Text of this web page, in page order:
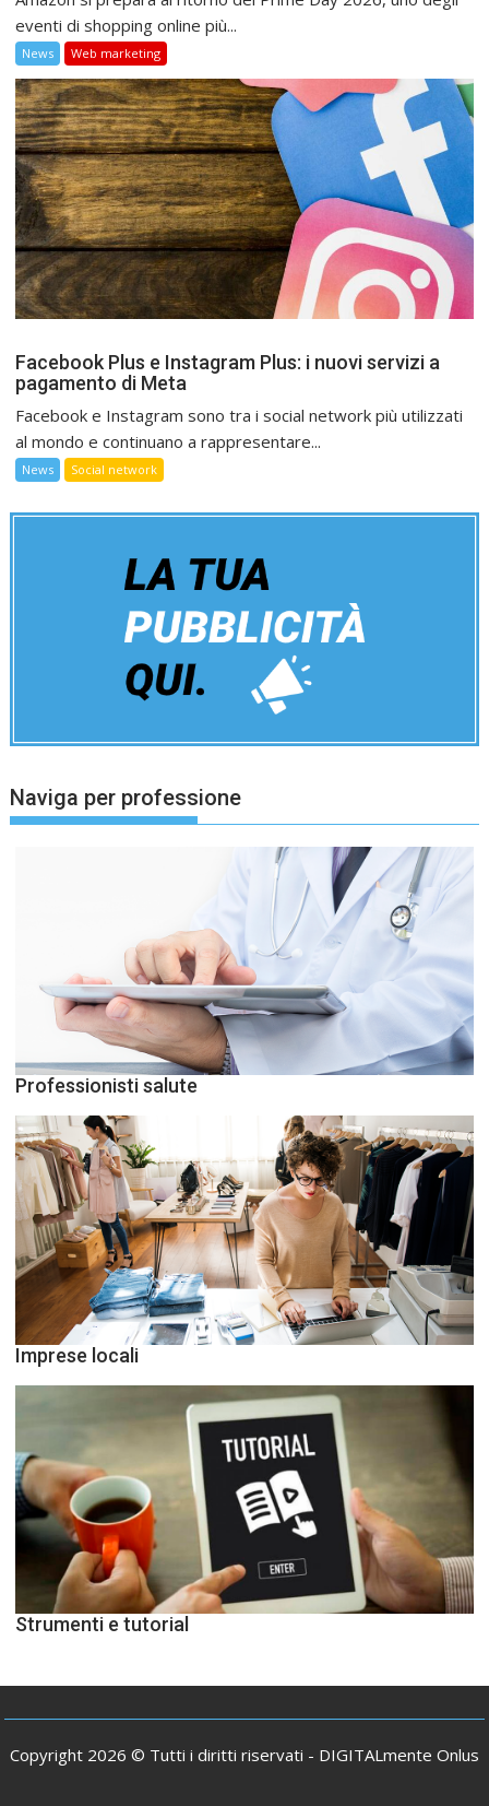
eventi di shopping online più...
News Web marketing
Facebook Plus e Instagram Plus: i nuovi servizi a
pagamento di Meta
Facebook e Instagram sono tra i social network più utilizzati
al mondo e continuano a rappresentare...
News Social network
Naviga per professione
Professionisti salute
Imprese locali
Strumenti e tutorial
Copyright 2026 © Tutti i diritti riservati - DIGITALmente Onlus